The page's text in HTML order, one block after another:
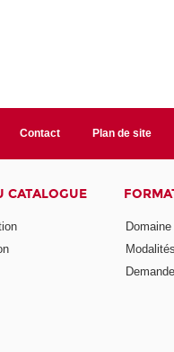
Contact Plan de site
CATALOGUE